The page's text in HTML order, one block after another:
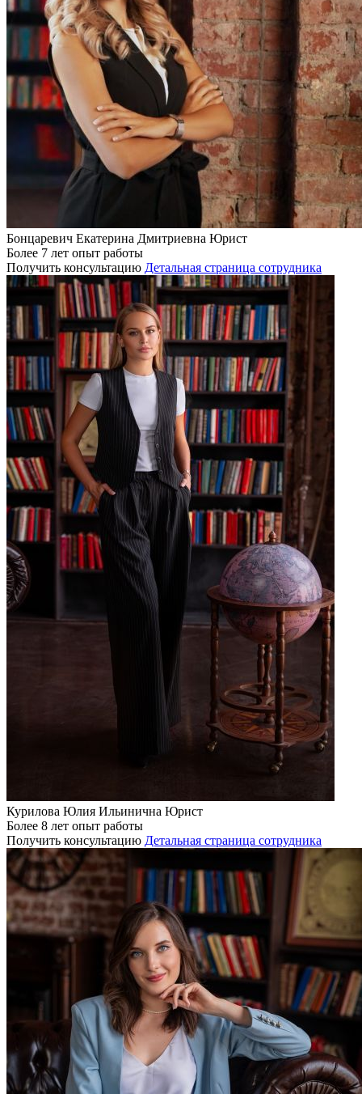
Бонцаревич Екатерина Дмитриевна Юрист
Более 7 лет опыт работы
Получить консультацию Детальная страница сотрудника
Курилова Юлия Ильинична Юрист
Более 8 лет опыт работы
Получить консультацию Детальная страница сотрудника